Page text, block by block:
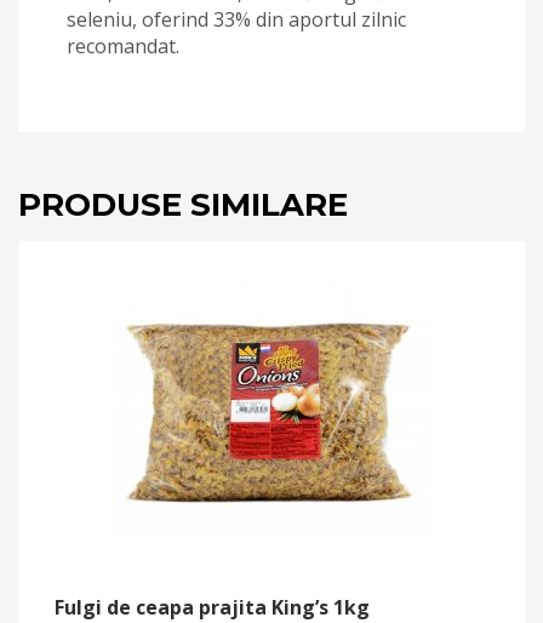
seleniu, oferind 33% din aportul zilnic
recomandat.
PRODUSE SIMILARE
Fulgi de ceapa prajita King’s 1kg